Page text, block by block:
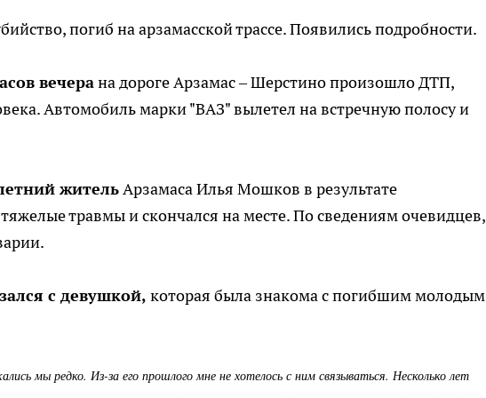
погиб на арзамасской трассе. Появились подробности.
вечерана дороге Арзамас – Шерстино произошло ДТП,
Автомобиль марки "ВАЗ" вылетел на встречную полосу и
жительАрзамаса Илья Мошков в результате
травмы и скончался на месте. По сведениям очевидцев,
с девушкой, которая была знакома с погибшим молодым
мы редко. Из-за его прошлого мне не хотелось с ним связываться. Несколько лет